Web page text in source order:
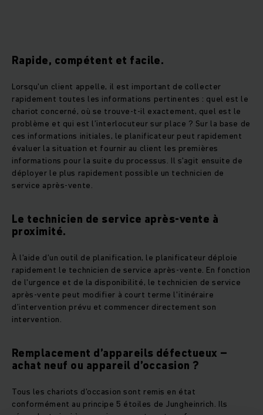
Rapide, compétent et facile.
Lorsqu'un client appelle, il est important de collecter
rapidement toutes les informations pertinentes : quel est le
chariot concerné, où se trouve-t-il exactement, quel est le
problème et qui est l’interlocuteur sur place ? Sur la base de
ces informations initiales, le planificateur peut rapidement
évaluer la situation et fournir au client les premières
informations pour la suite du processus. Il s'agit ensuite de
déployer le plus rapidement possible un technicien de
service après-vente.
Le technicien de service après-vente à
proximité.
À l'aide d'un outil de planification, le planificateur déploie
rapidement le technicien de service après-vente. En fonction
de l'urgence et de la disponibilité, le technicien de service
après-vente peut modifier à court terme l'itinéraire
d’intervention prévu et commencer directement son
intervention.
Remplacement d’appareils défectueux –
achat neuf ou appareil d’occasion ?
Tous les chariots d'occasion sont remis en état
conformément au principe 5 étoiles de Jungheinrich. Ils